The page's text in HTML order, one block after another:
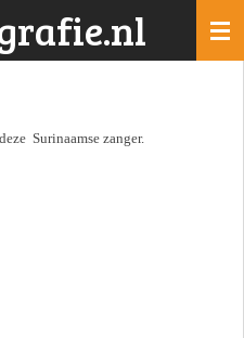
Surinaamse zanger.